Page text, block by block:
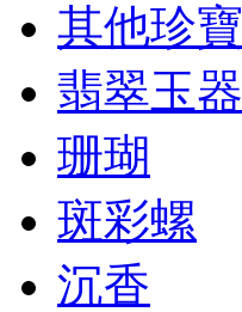
其他珍寶
翡翠玉器
珊瑚
斑彩螺
沉香